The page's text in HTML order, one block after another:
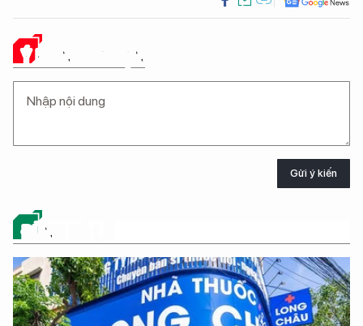
Ý KIẾN CỦA BẠN
Gửi ý kiến
ĐỪNG BỎ LỠ